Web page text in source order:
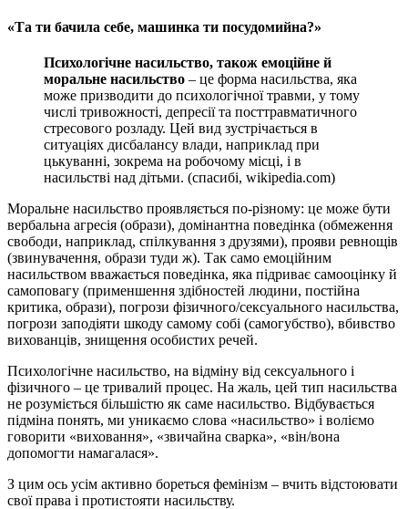
«Та ти бачила себе, машинка ти посудомийна?»
Психологічне насильство, також емоційне й
моральне насильство – це форма насильства, яка
може призводити до психологічної травми, у тому
числі тривожності, депресії та посттравматичного
стресового розладу. Цей вид зустрічається в
ситуаціях дисбалансу влади, наприклад при
цькуванні, зокрема на робочому місці, і в
насильстві над дітьми. (спасибі, wikipedia.com)
Моральне насильство проявляється по-різному: це може бути
вербальна агресія (образи), домінантна поведінка (обмеження
свободи, наприклад, спілкування з друзями), прояви ревнощів
(звинувачення, образи туди ж). Так само емоційним
насильством вважається поведінка, яка підриває самооцінку й
самоповагу (применшення здібностей людини, постійна
критика, образи), погрози фізичного/сексуального насильства,
погрози заподіяти шкоду самому собі (самогубство), вбивство
вихованців, знищення особистих речей.
Психологічне насильство, на відміну від сексуального і
фізичного – це тривалий процес. На жаль, цей тип насильства
не розуміється більшістю як саме насильство. Відбувається
підміна понять, ми уникаємо слова «насильство» і воліємо
говорити «виховання», «звичайна сварка», «він/вона
допомогти намагалася».
З цим ось усім активно бореться фемінізм – вчить відстоювати
свої права і протистояти насильству.